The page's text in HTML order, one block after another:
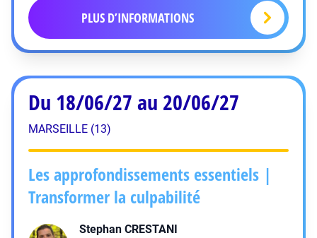
PLUS D’INFORMATIONS
Du 18/06/27 au 20/06/27
MARSEILLE (13)
Les approfondissements essentiels |
Transformer la culpabilité
Stephan CRESTANI